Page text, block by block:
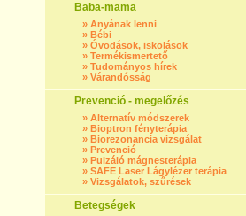
Baba-mama
» Anyának lenni
» Bébi
» Óvodások, iskolások
» Termékismertető
» Tudományos hírek
» Várandósság
Prevenció - megelőzés
» Alternatív módszerek
» Bioptron fényterápia
» Biorezonancia vizsgálat
» Prevenció
» Pulzáló mágnesterápia
» SAFE Laser Lágylézer terápia
» Vizsgálatok, szűrések
Betegségek